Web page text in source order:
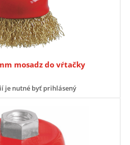
mosadz do vŕtačky
je nutné byť prihlásený